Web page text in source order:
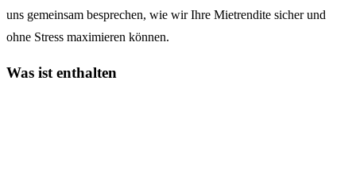
uns gemeinsam besprechen, wie wir Ihre Mietrendite sicher und
ohne Stress maximieren können.
Was ist enthalten